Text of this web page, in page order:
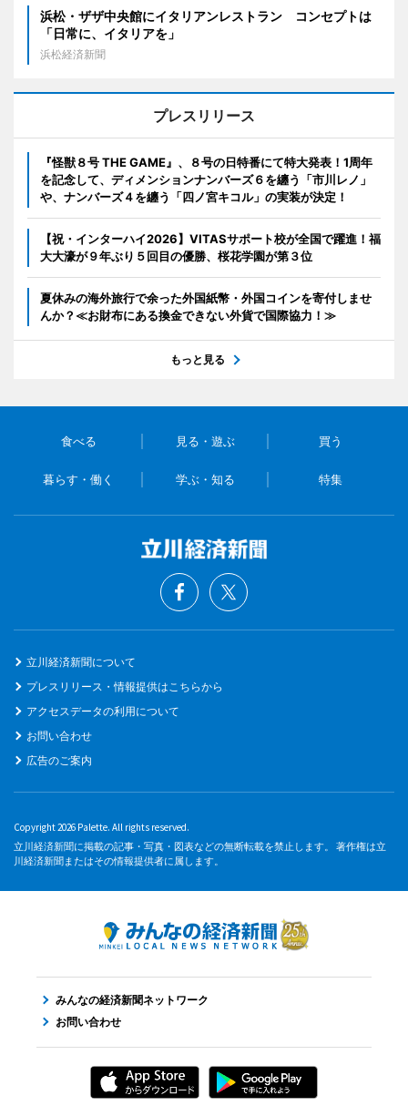
浜松・ザザ中央館にイタリアンレストラン コンセプトは
「日常に、イタリアを」
浜松経済新聞
プレスリリース
『怪獣８号 THE GAME』、８号の日特番にて特大発表！1周年
を記念して、ディメンションナンバーズ６を纏う「市川レノ」
や、ナンバーズ４を纏う「四ノ宮キコル」の実装が決定！
【祝・インターハイ2026】VITASサポート校が全国で躍進！福
大大濠が９年ぶり５回目の優勝、桜花学園が第３位
夏休みの海外旅行で余った外国紙幣・外国コインを寄付しませ
んか？≪お財布にある換金できない外貨で国際協力！≫
もっと見る
食べる 見る・遊ぶ 買う
暮らす・働く 学ぶ・知る 特集
立川経済新聞について
プレスリリース・情報提供はこちらから
アクセスデータの利用について
お問い合わせ
広告のご案内
Copyright 2026 Palette. All rights reserved.
立川経済新聞に掲載の記事・写真・図表などの無断転載を禁止します。 著作権は立
川経済新聞またはその情報提供者に属します。
みんなの経済新聞ネットワーク
お問い合わせ